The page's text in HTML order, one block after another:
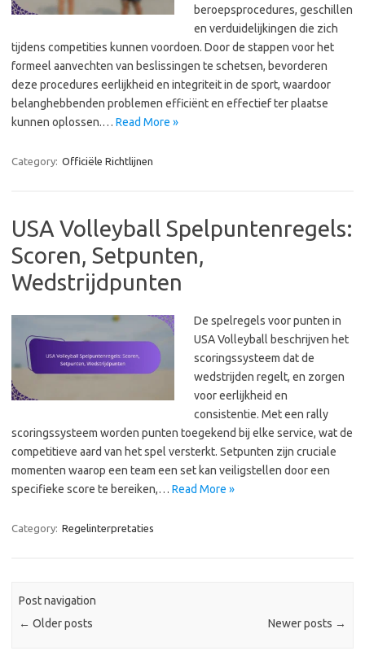
beroepsprocedures, geschillen
en verduidelijkingen die zich
tijdens competities kunnen voordoen. Door de stappen voor het
formeel aanvechten van beslissingen te schetsen, bevorderen
deze procedures eerlijkheid en integriteit in de sport, waardoor
belanghebbenden problemen efficiënt en effectief ter plaatse
kunnen oplossen.… Read More »
Category: Officiële Richtlijnen
USA Volleyball Spelpuntenregels:
Scoren, Setpunten,
Wedstrijdpunten
De spelregels voor punten in
USA Volleyball beschrijven het
scoringssysteem dat de
wedstrijden regelt, en zorgen
voor eerlijkheid en
consistentie. Met een rally
scoringssysteem worden punten toegekend bij elke service, wat de
competitieve aard van het spel versterkt. Setpunten zijn cruciale
momenten waarop een team een set kan veiligstellen door een
specifieke score te bereiken,… Read More »
Category: Regelinterpretaties
Post navigation
← Older posts Newer posts →